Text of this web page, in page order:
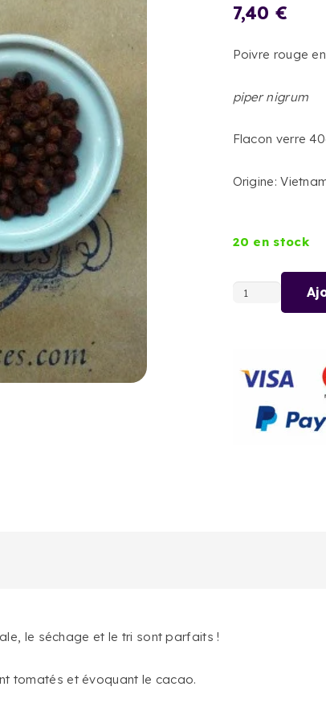
7,40 €
Poivre rouge
piper nigrum
Flacon verre
Origine:
20 en stock
quantité
DE
PHU-
QUOC
le séchage et le tri sont parfaits !
tomatés et évoquant le cacao.